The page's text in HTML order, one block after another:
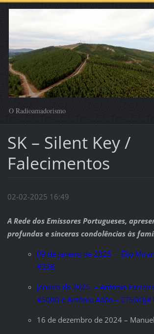
O Radioamadorismo
SK – Silent Key /
Falecimentos
02-02-2025 16:49
A Rede dos Emissores Portugueses,
profundas e sinceras condolências às
09 de janeiro de 2025 – Élio
#336
janeiro de 2025 – António
#5000 e António Adão –
16 de dezembro de 2024 –